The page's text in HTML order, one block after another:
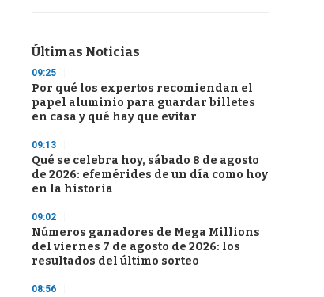
Últimas Noticias
09:25
Por qué los expertos recomiendan el
papel aluminio para guardar billetes
en casa y qué hay que evitar
09:13
Qué se celebra hoy, sábado 8 de agosto
de 2026: efemérides de un día como hoy
en la historia
09:02
Números ganadores de Mega Millions
del viernes 7 de agosto de 2026: los
resultados del último sorteo
08:56